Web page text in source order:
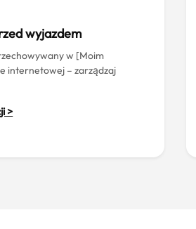
wyjazdem
w [Moim
internetowej – zarządzaj
>